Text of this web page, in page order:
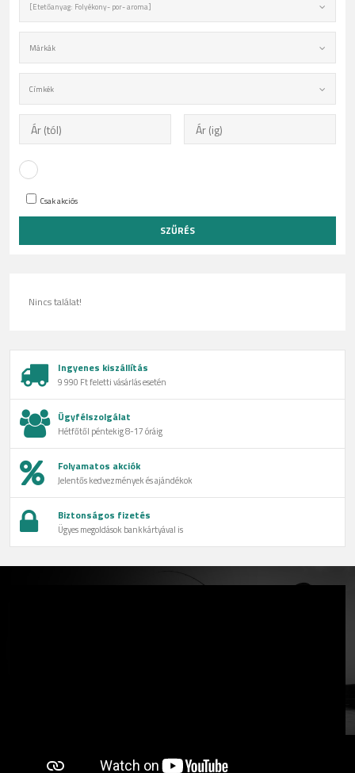
[Etetőanyag: Folyékony- por- aroma]
Márkák
Címkék
Csak akciós
Nincs találat!
Ingyenes kiszállítás
9 990 Ft feletti vásárlás esetén
Ügyfélszolgálat
Hétfőtől péntekig 8-17 óráig
Folyamatos akciók
Jelentős kedvezmények és ajándékok
Biztonságos fizetés
Ügyes megoldások bankkártyával is